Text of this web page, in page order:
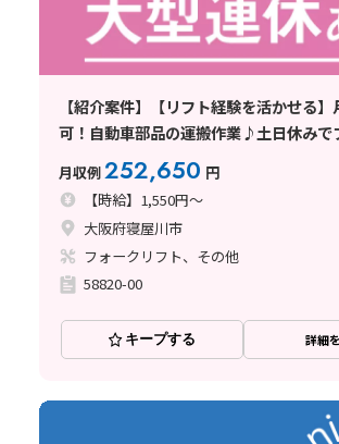
【紹介案件】【リフト経験を活かせる
可！自動車部品の運搬作業♪土日休みで
月収例252,650 円
【時給】1,550円～
大阪府寝屋川市
フォークリフト、その他
58820-00
キープする 詳細